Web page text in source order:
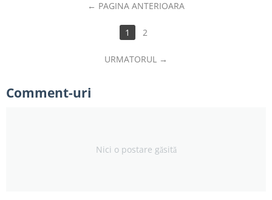
PAGINA ANTERIOARA
1 2
URMATORUL
Comment-uri
Nici o postare găsită